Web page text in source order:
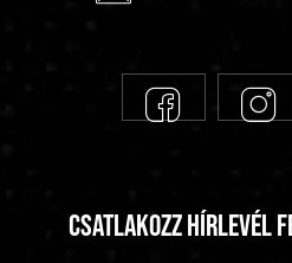
Csatlakozz hírlevél